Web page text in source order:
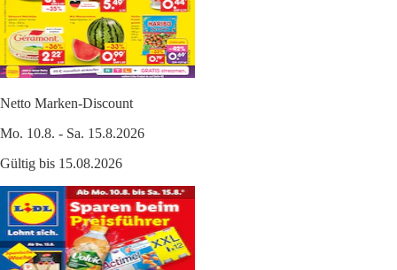
Netto Marken-Discount
Mo. 10.8. - Sa. 15.8.2026
Gültig bis 15.08.2026